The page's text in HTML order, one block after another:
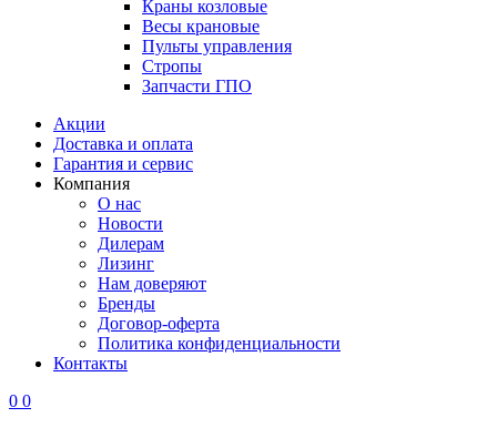
Краны козловые
Весы крановые
Пульты управления
Стропы
Запчасти ГПО
Акции
Доставка и оплата
Гарантия и сервис
Компания
О нас
Новости
Дилерам
Лизинг
Нам доверяют
Бренды
Договор-оферта
Политика конфиденциальности
Контакты
0 0